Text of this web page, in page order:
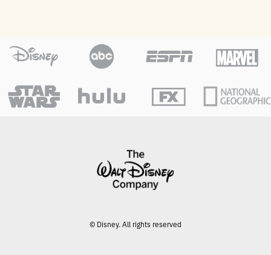
© Disney. All rights reserved